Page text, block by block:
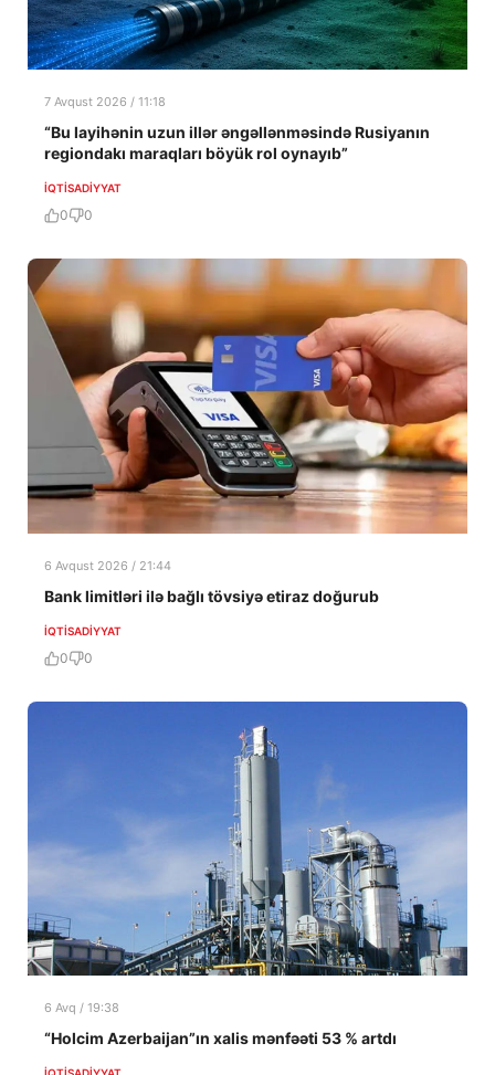
7 Avqust 2026 / 11:18
“Bu layihənin uzun illər əngəllənməsində Rusiyanın
regiondakı maraqları böyük rol oynayıb”
İQTISADIYYAT
0 0
6 Avqust 2026 / 21:44
Bank limitləri ilə bağlı tövsiyə etiraz doğurub
İQTISADIYYAT
0 0
6 Avq / 19:38
“Holcim Azerbaijan”ın xalis mənfəəti 53 % artdı